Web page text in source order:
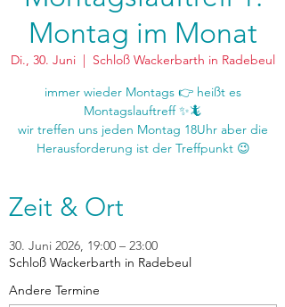
Montag im Monat
Di., 30. Juni
  |
Schloß Wackerbarth in Radebeul
immer wieder Montags 👉 heißt es
Montagslauftreff ✨🦎
wir treffen uns jeden Montag 18Uhr aber die
Zeit & Ort
30. Juni 2026, 19:00 – 23:00
Schloß Wackerbarth in Radebeul
Andere Termine